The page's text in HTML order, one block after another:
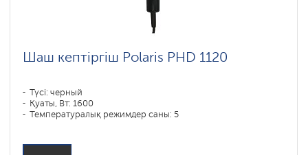
Шаш кептіргіш Polaris PHD 1120
Түсі: черный
Қуаты, Вт: 1600
Температуралық режимдер саны: 5